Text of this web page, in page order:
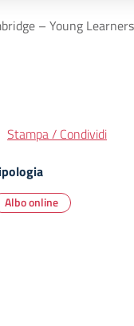
– Young Learners
Stampa / Condividi
Albo online